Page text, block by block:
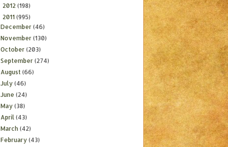
2012 (198)
2011 (995)
December (46)
November (130)
October (203)
September (274)
August (66)
July (46)
June (24)
May (38)
April (43)
March (42)
February (43)